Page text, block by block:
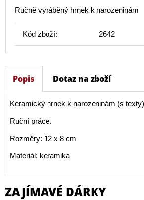
Ručně vyráběný hrnek k narozeninám
Kód zboží: 2642
Popis Dotaz na zboží
Keramický hrnek k narozeninám (s texty)
Ruční práce.
Rozměry: 12 x 8 cm
Materiál: keramika
ZAJÍMAVÉ DÁRKY